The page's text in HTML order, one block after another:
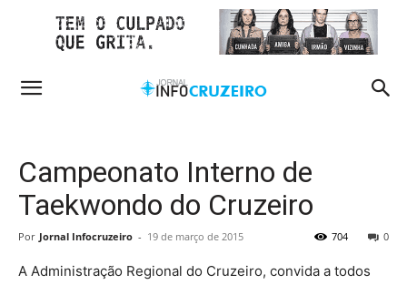
Campeonato Interno de
Taekwondo do Cruzeiro
Por Jornal Infocruzeiro - 19 de março de 2015 0
704
A Administração Regional do Cruzeiro, convida a todos